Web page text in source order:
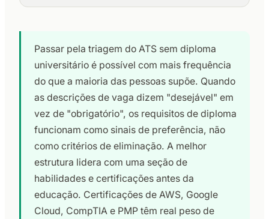
Passar pela triagem do ATS sem diploma
universitário é possível com mais frequência
do que a maioria das pessoas supõe. Quando
as descrições de vaga dizem "desejável" em
vez de "obrigatório", os requisitos de diploma
funcionam como sinais de preferência, não
como critérios de eliminação. A melhor
estrutura lidera com uma seção de
habilidades e certificações antes da
educação. Certificações de AWS, Google
Cloud, CompTIA e PMP têm real peso de